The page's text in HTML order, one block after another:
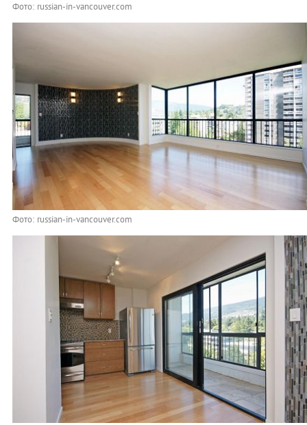
Фото: russian-in-vancouver.com
Фото: russian-in-vancouver.com